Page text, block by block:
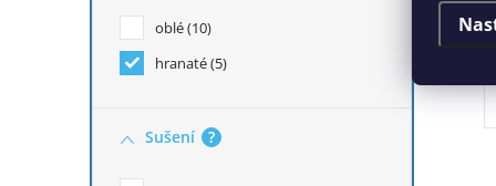
oblé 10
hranaté 5
Sušení ?